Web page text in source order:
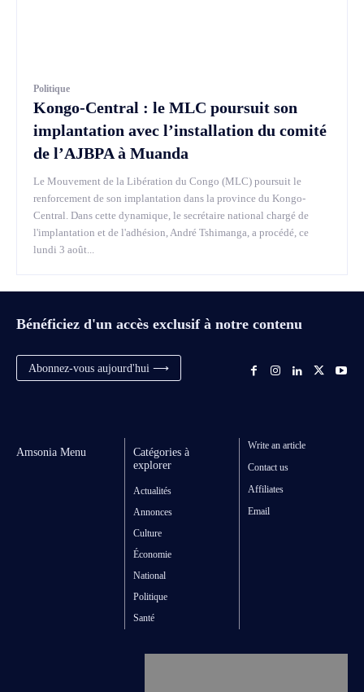
Politique
Kongo-Central : le MLC poursuit son
implantation avec l’installation du comité
de l’AJBPA à Muanda
Le Mouvement de la Libération du Congo (MLC) poursuit le
renforcement de son implantation dans la province du Kongo-
Central. Dans cette dynamique, le secrétaire national chargé de
l'implantation et de l'adhésion, André Tshimanga, a procédé, ce
lundi 3 août...
Bénéficiez d'un accès exclusif à notre contenu
Abonnez-vous aujourd'hui ⟶
Amsonia Menu
Catégories à
explorer
Actualités
Annonces
Culture
Économie
National
Politique
Santé
Write an article
Contact us
Affiliates
Email